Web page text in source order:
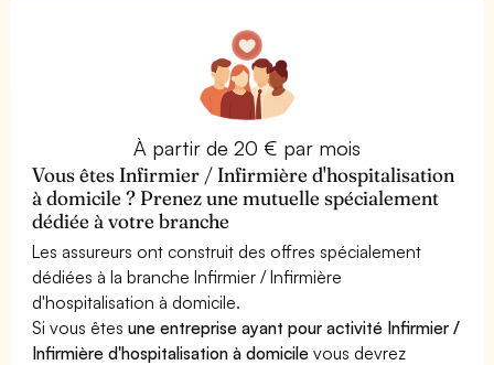
À partir de 20 € par mois
Vous êtes Infirmier / Infirmière d'hospitalisation
à domicile ? Prenez une mutuelle spécialement
dédiée à votre branche
Les assureurs ont construit des offres spécialement
dédiées à la branche Infirmier / Infirmière
d'hospitalisation à domicile.
Si vous êtesune entreprise ayant pour activité Infirmier /
Infirmière d'hospitalisation à domicile vous devrez